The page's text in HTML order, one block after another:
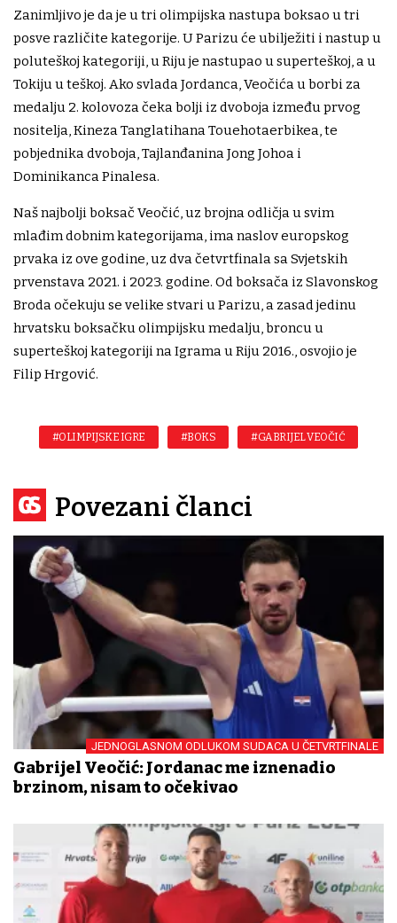
Zanimljivo je da je u tri olimpijska nastupa boksao u tri
posve različite kategorije. U Parizu će ubilježiti i nastup u
poluteškoj kategoriji, u Riju je nastupao u superteškoj, a u
Tokiju u teškoj. Ako svlada Jordanca, Veočića u borbi za
medalju 2. kolovoza čeka bolji iz dvoboja između prvog
nositelja, Kineza Tanglatihana Touehotaerbikea, te
pobjednika dvoboja, Tajlanđanina Jong Johoa i
Dominikanca Pinalesa.
Naš najbolji boksač Veočić, uz brojna odličja u svim
mlađim dobnim kategorijama, ima naslov europskog
prvaka iz ove godine, uz dva četvrtfinala sa Svjetskih
prvenstava 2021. i 2023. godine. Od boksača iz Slavonskog
Broda očekuju se velike stvari u Parizu, a zasad jedinu
hrvatsku boksačku olimpijsku medalju, broncu u
superteškoj kategoriji na Igrama u Riju 2016., osvojio je
Filip Hrgović.
#OLIMPIJSKE IGRE #BOKS #GABRIJEL VEOČIĆ
Povezani članci
JEDNOGLASNOM ODLUKOM SUDACA U ČETVRTFINALE
Gabrijel Veočić: Jordanac me iznenadio
brzinom, nisam to očekivao